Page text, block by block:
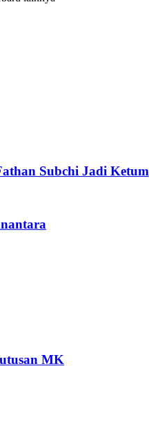
Subchi Jadi Ketum
MK